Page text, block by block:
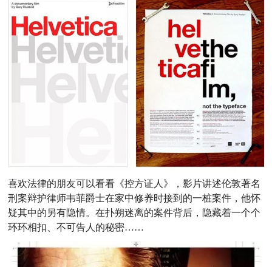
喜欢法律的朋友可以看看《控方证人》，影片讲述伦敦著名
刑案辩护律师韦菲爵士在家中修养时接到的一桩案件，他怀
疑其中的另有隐情。在扑朔迷离的案件背后，隐藏着一个个
环环相扣、不可告人的秘密……